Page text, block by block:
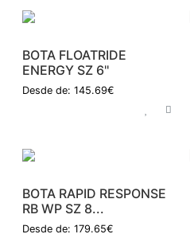
BOTA FLOATRIDE
ENERGY SZ 6''
Desde de: 145.69€
BOTA RAPID RESPONSE
RB WP SZ 8...
Desde de: 179.65€